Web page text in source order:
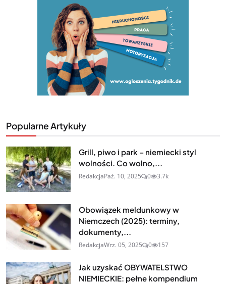
Popularne Artykuły
Grill, piwo i park – niemiecki styl
wolności. Co wolno,...
RedakcjaPaź. 10, 2025 0 3.7k
Obowiązek meldunkowy w
Niemczech (2025): terminy,
dokumenty,...
RedakcjaWrz. 05, 2025 0 157
Jak uzyskać OBYWATELSTWO
NIEMIECKIE: pełne kompendium